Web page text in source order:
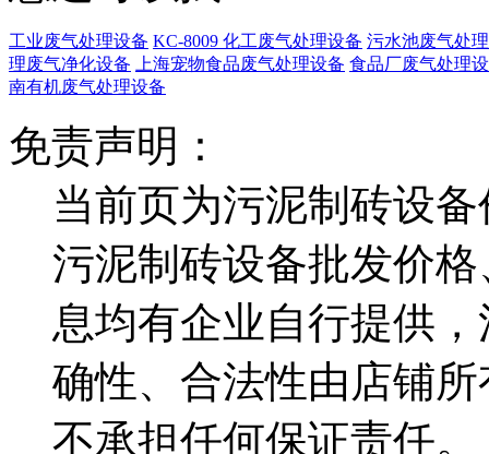
工业废气处理设备 KC-8009 化工废气处理设备 污水池废气处
理废气净化设备
上海宠物食品废气处理设备 食品厂废气处理
南有机废气处理设备
免责声明：
当前页为污泥制砖设
污泥制砖设备批发价
息均有企业自行提供
确性、合法性由店铺
不承担任何保证责任。